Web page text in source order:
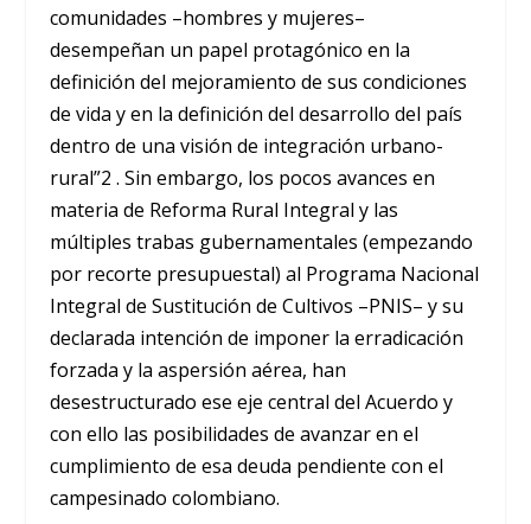
comunidades –hombres y mujeres–
desempeñan un papel protagónico en la
definición del mejoramiento de sus condiciones
de vida y en la definición del desarrollo del país
dentro de una visión de integración urbano-
rural”2 . Sin embargo, los pocos avances en
materia de Reforma Rural Integral y las
múltiples trabas gubernamentales (empezando
por recorte presupuestal) al Programa Nacional
Integral de Sustitución de Cultivos –PNIS– y su
declarada intención de imponer la erradicación
forzada y la aspersión aérea, han
desestructurado ese eje central del Acuerdo y
con ello las posibilidades de avanzar en el
cumplimiento de esa deuda pendiente con el
campesinado colombiano.